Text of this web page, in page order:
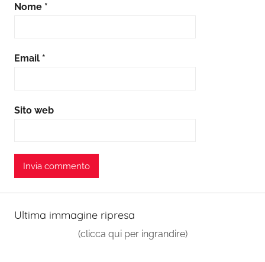
Nome *
Email *
Sito web
Ultima immagine ripresa
(clicca qui per ingrandire)